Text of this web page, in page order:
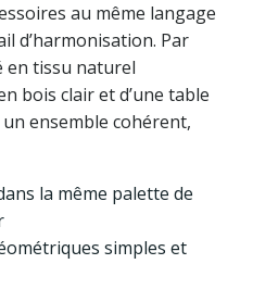
au même langage
d’harmonisation. Par
en tissu naturel
bois clair et d’une table
ensemble cohérent,
la même palette de
simples et